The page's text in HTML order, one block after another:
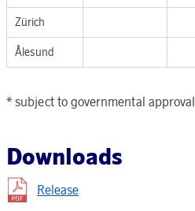
Zürich
Ålesund
* subject to governmental approval
Downloads
Release